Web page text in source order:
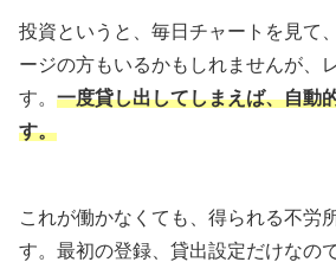
投資というと、毎日チャートを見て
ージの方もいるかもしれませんが、
す。 一度貸し出してしまえば、自動
す。
これが働かなくても、得られる不労
す。最初の登録、貸出設定だけなの